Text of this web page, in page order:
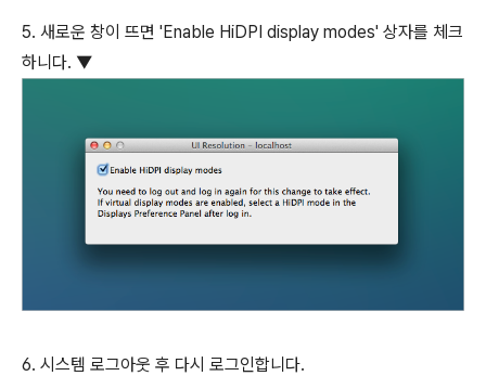
5. 새로운 창이 뜨면 'Enable HiDPI display modes' 상자를 체크
하니다. ▼
6. 시스템 로그아웃 후 다시 로그인합니다.